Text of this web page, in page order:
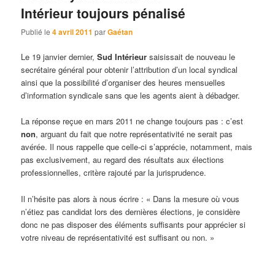
Intérieur toujours pénalisé
Publié le4 avril 2011 parGaétan
Le 19 janvier dernier,Sud Intérieur saisissait de nouveau le
secrétaire général pour obtenir l’attribution d’un local syndical
ainsi que la possibilité d’organiser des heures mensuelles
d’information syndicale sans que les agents aient à débadger.
La réponse reçue en mars 2011 ne change toujours pas : c’est
non, arguant du fait que notre représentativité ne serait pas
avérée. Il nous rappelle que celle-ci s’apprécie, notamment, mais
pas exclusivement, au regard des résultats aux élections
professionnelles, critère rajouté par la jurisprudence.
Il n’hésite pas alors à nous écrire : « Dans la mesure où vous
n’étiez pas candidat lors des dernières élections, je considère
donc ne pas disposer des éléments suffisants pour apprécier si
votre niveau de représentativité est suffisant ou non. »